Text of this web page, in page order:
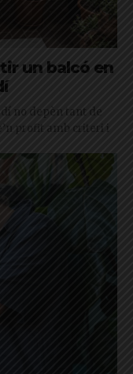
un balcó en
no depèn tant de
profit amb criteri i